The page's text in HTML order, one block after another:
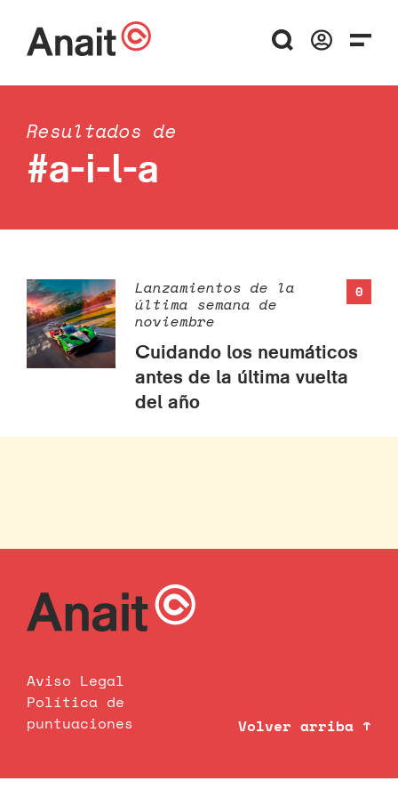
Resultados de
#a-i-l-a
0
Lanzamientos de la
última semana de
noviembre
Cuidando los neumáticos
antes de la última vuelta
del año
Aviso Legal
Política de
puntuaciones
Volver arriba ↑